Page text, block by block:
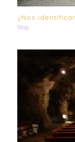
¿Nos
Blog